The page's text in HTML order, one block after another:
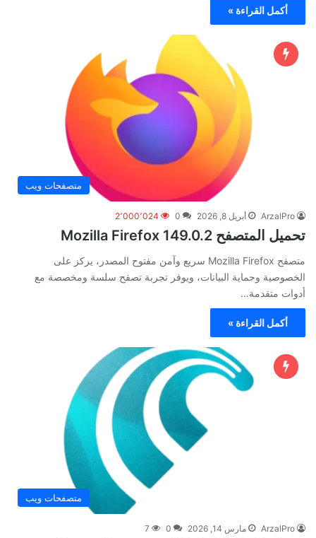
أكمل القراءة »
متصفحات ويب
ArzalPro أبريل 8, 2026 0 2٬000٬024
تحميل المتصفح Mozilla Firefox 149.0.2
متصفح Mozilla Firefox سريع وآمن مفتوح المصدر، يركز على
الخصوصية وحماية البيانات، ويوفر تجربة تصفح سلسة ومخصصة مع
أدوات متقدمة…
أكمل القراءة »
متصفحات ويب
ArzalPro مارس 14, 2026 0
7